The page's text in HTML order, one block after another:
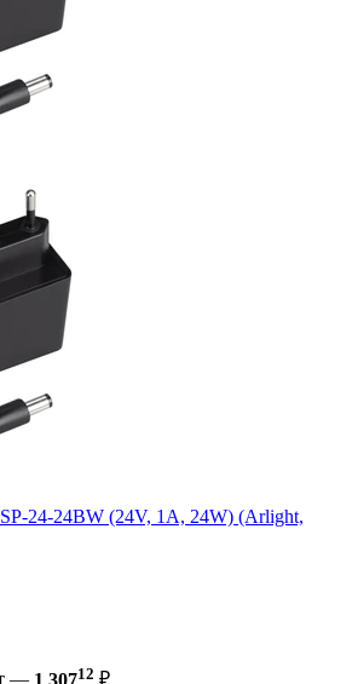
24-24BW (24V, 1A, 24W) (Arlight,
— 1 30712 ₽